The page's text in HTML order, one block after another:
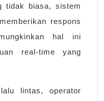
tidak biasa, sistem
respons
hal ini
real-time yang
lintas, operator